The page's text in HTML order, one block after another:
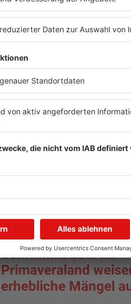
Ferienende: ADAC
Stau-Wochenende
Primaveraland
08.08.2026, 09:39 UHR IN
Schwimmbäder im
Primaveraland
erhebliche Mängel